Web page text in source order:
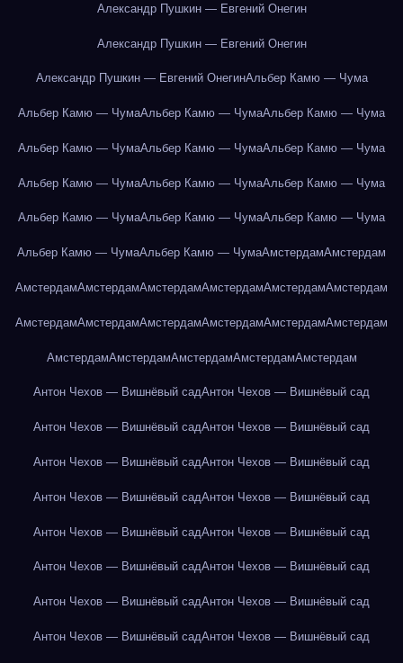
Александр Пушкин — Евгений Онегин
Александр Пушкин — Евгений Онегин
Александр Пушкин — Евгений ОнегинАльбер Камю — Чума
Альбер Камю — ЧумаАльбер Камю — ЧумаАльбер Камю — Чума
Альбер Камю — ЧумаАльбер Камю — ЧумаАльбер Камю — Чума
Альбер Камю — ЧумаАльбер Камю — ЧумаАльбер Камю — Чума
Альбер Камю — ЧумаАльбер Камю — ЧумаАльбер Камю — Чума
Альбер Камю — ЧумаАльбер Камю — ЧумаАмстердамАмстердам
АмстердамАмстердамАмстердамАмстердамАмстердамАмстердам
АмстердамАмстердамАмстердамАмстердамАмстердамАмстердам
АмстердамАмстердамАмстердамАмстердамАмстердам
Антон Чехов — Вишнёвый садАнтон Чехов — Вишнёвый сад
Антон Чехов — Вишнёвый садАнтон Чехов — Вишнёвый сад
Антон Чехов — Вишнёвый садАнтон Чехов — Вишнёвый сад
Антон Чехов — Вишнёвый садАнтон Чехов — Вишнёвый сад
Антон Чехов — Вишнёвый садАнтон Чехов — Вишнёвый сад
Антон Чехов — Вишнёвый садАнтон Чехов — Вишнёвый сад
Антон Чехов — Вишнёвый садАнтон Чехов — Вишнёвый сад
Антон Чехов — Вишнёвый садАнтон Чехов — Вишнёвый сад